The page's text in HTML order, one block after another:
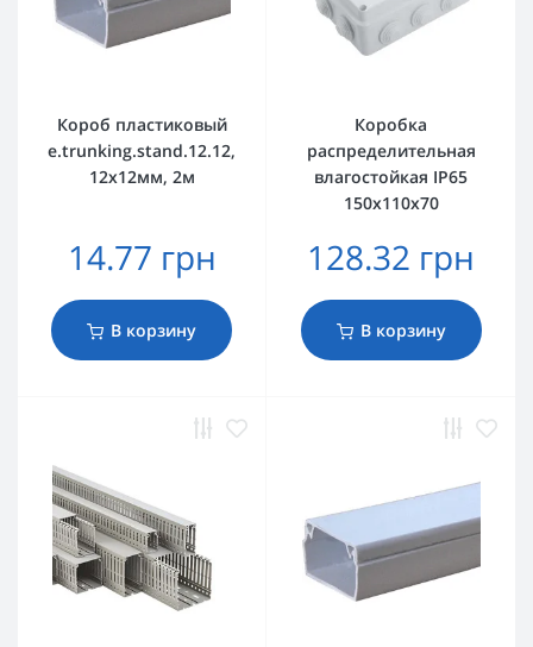
Короб пластиковый
e.trunking.stand.12.12,
12х12мм, 2м
14.77 грн
В корзину
Коробка
распределительная
влагостойкая IP65
150х110х70
128.32 грн
В корзину